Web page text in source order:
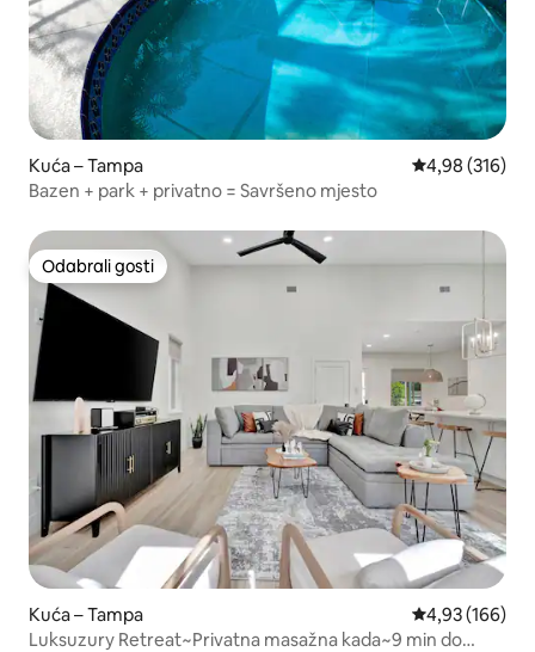
Kuća – Tampa Prosječna
4,98 (316)
Bazen + park + privatno = Savršeno mjesto
Odabrali gosti
Odabrali gosti
Kuća – Tampa Prosječna
4,93 (166)
Luksuzury Retreat~Privatna masažna kada~9 min do